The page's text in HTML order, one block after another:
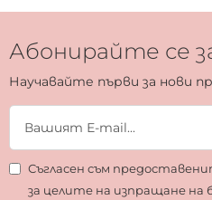
Абонирайте се
Научавайте първи за нови
Съгласен съм
за целите на изпращане на